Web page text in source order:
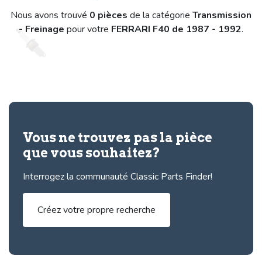
Nous avons trouvé 0 pièces de la catégorie Transmission
- Freinage pour votre FERRARI F40 de 1987 - 1992.
Vous ne trouvez pas la pièce
que vous souhaitez?
Interrogez la communauté Classic Parts Finder!
Créez votre propre recherche